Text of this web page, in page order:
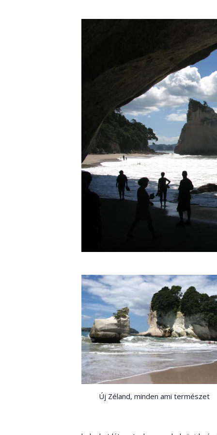
Új Zéland, minden ami természet